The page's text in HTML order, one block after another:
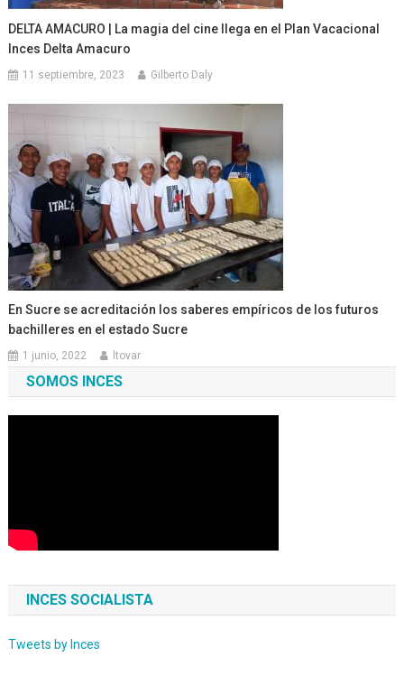
DELTA AMACURO | La magia del cine llega en el Plan Vacacional
Inces Delta Amacuro
11 septiembre, 2023 Gilberto Daly
En Sucre se acreditación los saberes empíricos de los futuros
bachilleres en el estado Sucre
1 junio, 2022 ltovar
SOMOS INCES
INCES SOCIALISTA
Tweets by Inces